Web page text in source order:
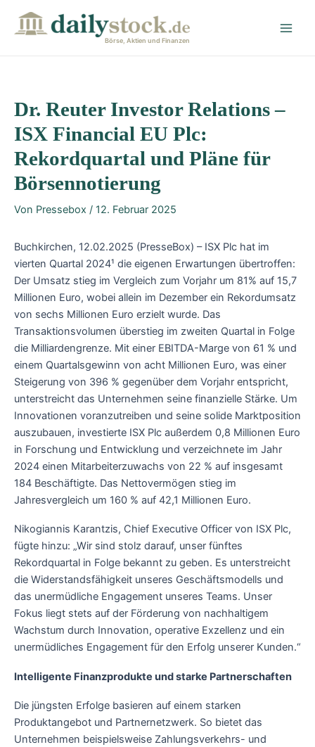
Börse, Aktien und Finanzen
Dr. Reuter Investor Relations –
ISX Financial EU Plc:
Rekordquartal und Pläne für
Börsennotierung
Von Pressebox / 12. Februar 2025
Buchkirchen, 12.02.2025 (PresseBox) – ISX Plc hat im
vierten Quartal 2024¹ die eigenen Erwartungen übertroffen:
Der Umsatz stieg im Vergleich zum Vorjahr um 81% auf 15,7
Millionen Euro, wobei allein im Dezember ein Rekordumsatz
von sechs Millionen Euro erzielt wurde. Das
Transaktionsvolumen überstieg im zweiten Quartal in Folge
die Milliardengrenze. Mit einer EBITDA-Marge von 61 % und
einem Quartalsgewinn von acht Millionen Euro, was einer
Steigerung von 396 % gegenüber dem Vorjahr entspricht,
unterstreicht das Unternehmen seine finanzielle Stärke. Um
Innovationen voranzutreiben und seine solide Marktposition
auszubauen, investierte ISX Plc außerdem 0,8 Millionen Euro
in Forschung und Entwicklung und verzeichnete im Jahr
2024 einen Mitarbeiterzuwachs von 22 % auf insgesamt
184 Beschäftigte. Das Nettovermögen stieg im
Jahresvergleich um 160 % auf 42,1 Millionen Euro.
Nikogiannis Karantzis, Chief Executive Officer von ISX Plc,
fügte hinzu: „Wir sind stolz darauf, unser fünftes
Rekordquartal in Folge bekannt zu geben. Es unterstreicht
die Widerstandsfähigkeit unseres Geschäftsmodells und
das unermüdliche Engagement unseres Teams. Unser
Fokus liegt stets auf der Förderung von nachhaltigem
Wachstum durch Innovation, operative Exzellenz und ein
unermüdliches Engagement für den Erfolg unserer Kunden.“
Intelligente Finanzprodukte und starke Partnerschaften
Die jüngsten Erfolge basieren auf einem starken
Produktangebot und Partnernetzwerk. So bietet das
Unternehmen beispielsweise Zahlungsverkehrs- und